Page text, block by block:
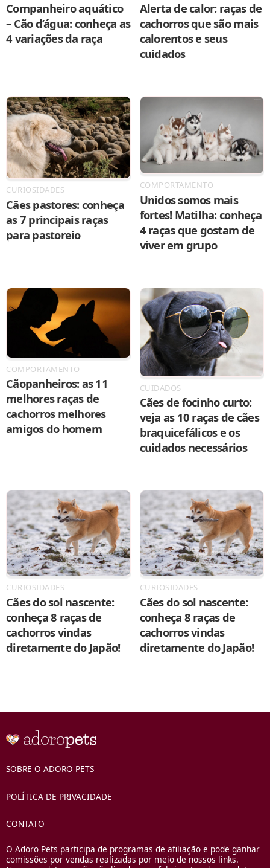
Companheiro aquático
– Cão d’água: conheça as
4 variações da raça
Alerta de calor: raças de
cachorros que são mais
calorentos e seus
cuidados
CURIOSIDADES
Cães pastores: conheça
as 7 principais raças
para pastoreio
COMPORTAMENTO
Unidos somos mais
fortes! Matilha: conheça
4 raças que gostam de
viver em grupo
COMPORTAMENTO
Cãopanheiros: as 11
melhores raças de
cachorros melhores
amigos do homem
CUIDADOS
Cães de focinho curto:
veja as 10 raças de cães
braquicefálicos e os
cuidados necessários
CURIOSIDADES
Cães do sol nascente:
conheça 8 raças de
cachorros vindas
diretamente do Japão!
CURIOSIDADES
Cães do sol nascente:
conheça 8 raças de
cachorros vindas
diretamente do Japão!
SOBRE O ADORO PETS
POLÍTICA DE PRIVACIDADE
CONTATO
O Adoro Pets participa de programas de afiliação e pode ganhar
comissões por vendas realizadas por meio de nossos links.